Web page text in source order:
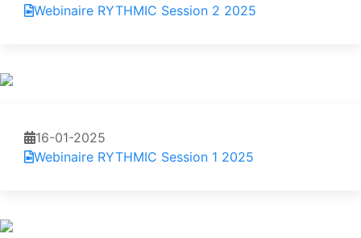
Webinaire RYTHMIC Session 2 2025
16-01-2025
Webinaire RYTHMIC Session 1 2025